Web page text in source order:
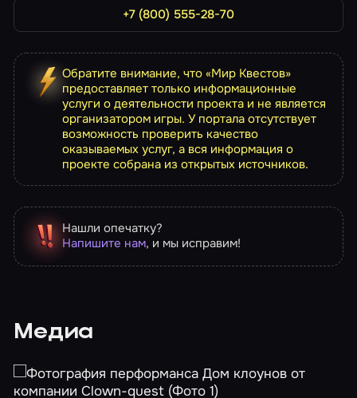
+7 (800) 555-28-70
Обратите внимание, что «Мир Квестов»
предоставляет только информационные
услуги о деятельности проекта и не является
организатором игры. У портала отсутствует
возможность проверить качество
оказываемых услуг, а вся информация о
проекте собрана из открытых источников.
Нашли опечатку?
Напишите нам, и мы исправим!
Медиа